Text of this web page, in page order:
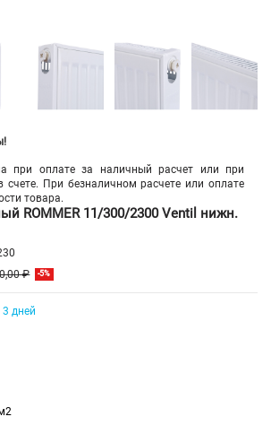
при оплате за наличный расчет или при
счете. При безналичном расчете или оплате
товара.
ROMMER 11/300/2300 Ventil нижн.
₽ -5%
дней